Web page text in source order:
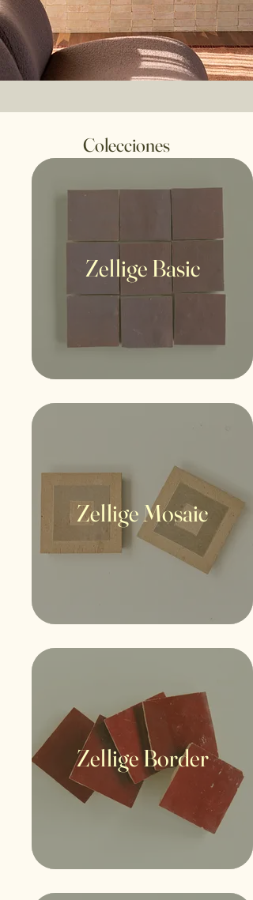
Colecciones
Zellige Basic
Zellige Mosaic
Zellige Border